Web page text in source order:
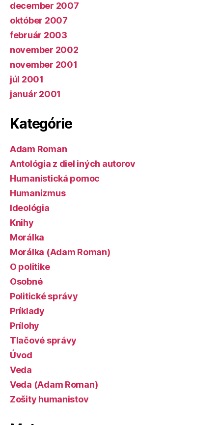
december 2007
október 2007
február 2003
november 2002
november 2001
júl 2001
január 2001
Kategórie
Adam Roman
Antológia z diel iných autorov
Humanistická pomoc
Humanizmus
Ideológia
Knihy
Morálka
Morálka (Adam Roman)
O politike
Osobné
Politické správy
Príklady
Prílohy
Tlačové správy
Úvod
Veda
Veda (Adam Roman)
Zošity humanistov